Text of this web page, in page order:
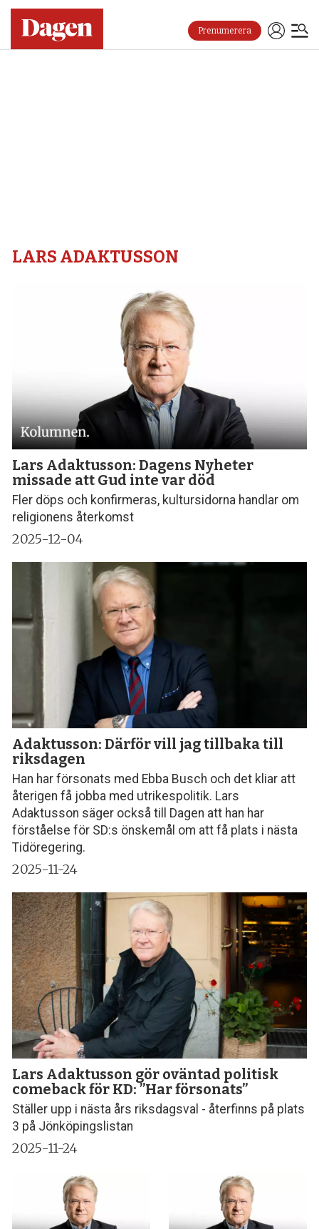
Prenumerera
LARS ADAKTUSSON
Lars Adaktusson: Dagens Nyheter
missade att Gud inte var död
Fler döps och konfirmeras, kultursidorna handlar om
religionens återkomst
2025-12-04
Adaktusson: Därför vill jag tillbaka till
riksdagen
Han har försonats med Ebba Busch och det kliar att
återigen få jobba med utrikespolitik. Lars
Adaktusson säger också till Dagen att han har
förståelse för SD:s önskemål om att få plats i nästa
Tidöregering.
2025-11-24
Lars Adaktusson gör oväntad politisk
comeback för KD: ”Har försonats”
Ställer upp i nästa års riksdagsval - återfinns på plats
3 på Jönköpingslistan
2025-11-24